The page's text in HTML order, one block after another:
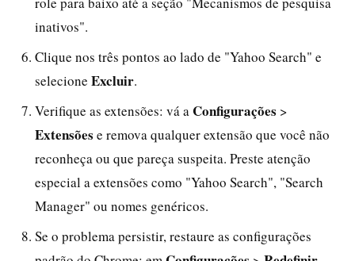
inativos".
Clique nos três pontos ao lado de "Yahoo Search" e
selecione Excluir.
Verifique as extensões: vá a Configurações >
Extensões e remova qualquer extensão que você não
reconheça ou que pareça suspeita. Preste atenção
especial a extensões como "Yahoo Search", "Search
Manager" ou nomes genéricos.
Se o problema persistir, restaure as configurações